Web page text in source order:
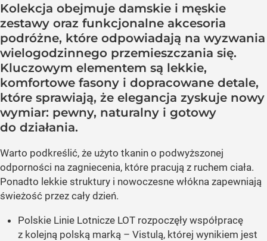
Kolekcja obejmuje damskie i męskie
zestawy oraz funkcjonalne akcesoria
podróżne, które odpowiadają na wyzwania
wielogodzinnego przemieszczania się.
Kluczowym elementem są lekkie,
komfortowe fasony i dopracowane detale,
które sprawiają, że elegancja zyskuje nowy
wymiar: pewny, naturalny i gotowy
do działania.
Warto podkreślić, że użyto tkanin o podwyższonej
odporności na zagniecenia, które pracują z ruchem ciała.
Ponadto lekkie struktury i nowoczesne włókna zapewniają
świeżość przez cały dzień.
Polskie Linie Lotnicze LOT rozpoczęły współpracę
z kolejną polską marką – Vistulą, której wynikiem jest